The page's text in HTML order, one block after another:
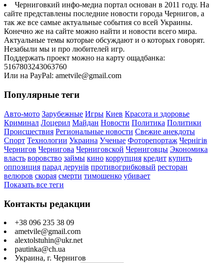
Черниговкий инфо-медиа портал основан в 2011 году. На
сайте представлены последние новости города Чернигов, а
так же все самые актуальные события со всей Украины.
Конечно же на сайте можно найти и новости всего мира.
Актуальные темы которые обсуждают и о которых говорят.
Незабыли мы и про любителей игр.
Поддержать проект можно на карту ощадбанка:
5167803243063760
Или на PayPal: ametvile@gmail.com
Популярные теги
Авто-мото Зарубежные Игры Киев Красота и здоровье
Криминал Лоцерил Майдан Новости Политика Политики
Происшествия Региональные новости Свежие анекдоты
Спорт Технологии Украина Ученые Фоторепортаж Чернігів
Чернигов Чернигова Черниговской Черниговцы Экономика
власть воровство займы кино коррупция кредит купить
оппозиция парад дерунів противогрибковый ресторан
велюров скорая смерти тимошенко убивает
Показать все теги
Контакты редакции
+38 096 235 38 09
ametvile@gmail.com
alextolstuhin@ukr.net
pautinka@ch.ua
Украина, г. Чернигов